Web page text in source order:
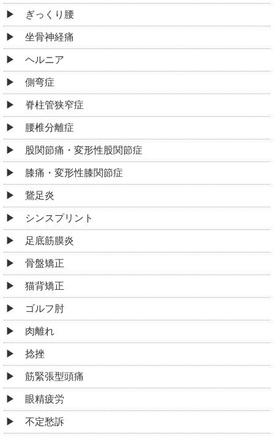
ぎっくり腰
坐骨神経痛
ヘルニア
側弯症
脊柱管狭窄症
腰椎分離症
股関節痛・変形性股関節症
膝痛・変形性膝関節症
鵞足炎
シンスプリント
足底筋膜炎
骨盤矯正
猫背矯正
ゴルフ肘
肉離れ
捻挫
筋緊張型頭痛
眼精疲労
不定愁訴